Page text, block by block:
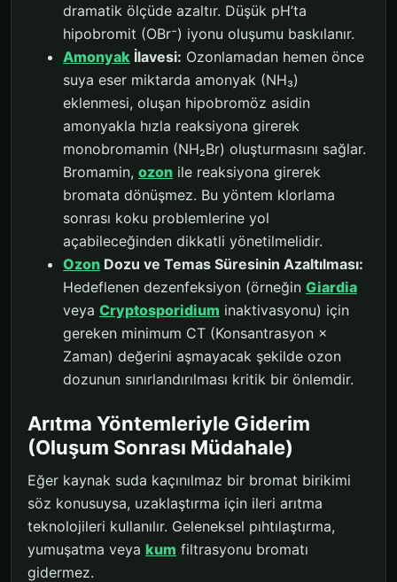
dramatik ölçüde azaltır. Düşük pH’ta
hipobromit (OBr⁻) iyonu oluşumu baskılanır.
Amonyak İlavesi: Ozonlamadan hemen önce
suya eser miktarda amonyak (NH₃)
eklenmesi, oluşan hipobromöz asidin
amonyakla hızla reaksiyona girerek
monobromamin (NH₂Br) oluşturmasını sağlar.
Bromamin, ozon ile reaksiyona girerek
bromata dönüşmez. Bu yöntem klorlama
sonrası koku problemlerine yol
açabileceğinden dikkatli yönetilmelidir.
Ozon Dozu ve Temas Süresinin Azaltılması:
Hedeflenen dezenfeksiyon (örneğin Giardia
veya Cryptosporidium inaktivasyonu) için
gereken minimum CT (Konsantrasyon ×
Zaman) değerini aşmayacak şekilde ozon
dozunun sınırlandırılması kritik bir önlemdir.
Arıtma Yöntemleriyle Giderim
(Oluşum Sonrası Müdahale)
Eğer kaynak suda kaçınılmaz bir bromat birikimi
söz konusuysa, uzaklaştırma için ileri arıtma
teknolojileri kullanılır. Geleneksel pıhtılaştırma,
yumuşatma veya kum filtrasyonu bromatı
gidermez.